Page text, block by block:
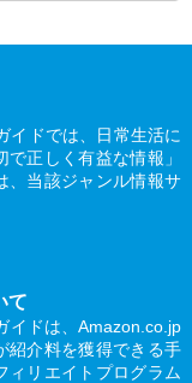
イドでは、日常生活に
正しく有益な情報」
、当該ジャンル情報サ
て
イドは、Amazon.co.jp
紹介料を獲得できる手
ィリエイトプログラム